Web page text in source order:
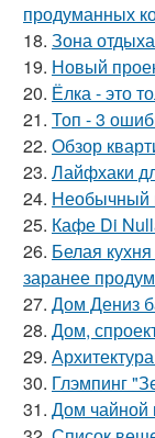
продуманных
18. Зона
19. Новый
20. Ёлка - это
21. Топ - 3
22. Обзор
23. Лайфхаки
24. Необычный
25. Кафе Di
26. Белая
заранее
27. Дом Дениз
28. Дом,
29.
30. Глэмпинг
31. Дом чайной